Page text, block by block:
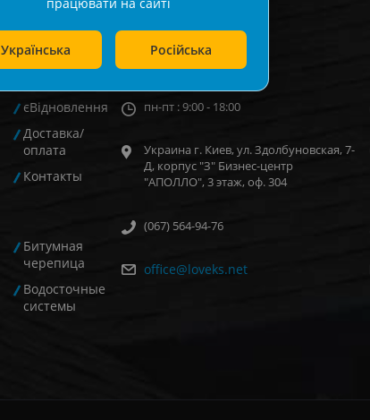
єВідновлення
Доставка/
оплата
Контакты
Битумная
черепица
Водосточные
системы
Киев
пн-пт : 9:00 - 18:00
Украина г. Киев, ул. Здолбуновская, 7-
Д, корпус "З" Бизнес-центр
"АПОЛЛО", 3 этаж, оф. 304
(067) 564-94-76
office@loveks.net
Українська Російська